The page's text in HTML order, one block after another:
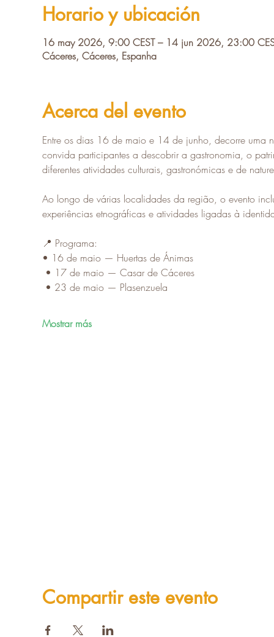
Horario y ubicación
16 may 2026, 9:00 CEST – 14 jun 2026, 23:00
Cáceres, Cáceres, Espanha
Acerca del evento
Entre os dias 16 de maio e 14 de junho, decorre uma
convida participantes a descobrir a gastronomia, o
diferentes atividades culturais, gastronómicas e de
Ao longo de várias localidades da região, o evento
experiências etnográficas e atividades ligadas à
📍 Programa:
• 16 de maio — Huertas de Ánimas
• 17 de maio — Casar de Cáceres
• 23 de maio — Plasenzuela
Mostrar más
Compartir este evento